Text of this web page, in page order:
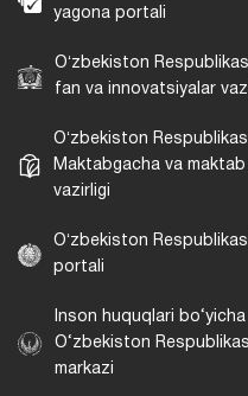
yagona portali
Oʻzbekiston
fan va innovatsiyalar
Oʻzbekiston
Maktabgacha va maktab
vazirligi
Oʻzbekiston
portali
Inson huquqlari bo‘yicha
O‘zbekiston
markazi